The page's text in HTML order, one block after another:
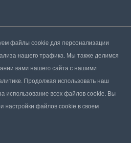
файлы cookie для персонализации
нашего трафика. Мы также делимся
вами нашего сайта с нашими
Продолжая использовать наш
использование всех файлов cookie. Вы
настройки файлов cookie в своем